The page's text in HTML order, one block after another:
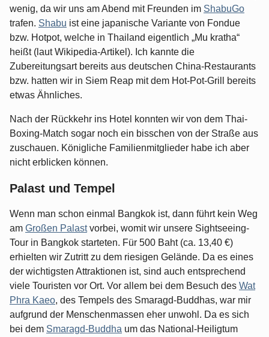
wenig, da wir uns am Abend mit Freunden im ShabuGo
trafen. Shabu ist eine japanische Variante von Fondue
bzw. Hotpot, welche in Thailand eigentlich „Mu kratha“
heißt (laut Wikipedia-Artikel). Ich kannte die
Zubereitungsart bereits aus deutschen China-Restaurants
bzw. hatten wir in Siem Reap mit dem Hot-Pot-Grill bereits
etwas Ähnliches.
Nach der Rückkehr ins Hotel konnten wir von dem Thai-
Boxing-Match sogar noch ein bisschen von der Straße aus
zuschauen. Königliche Familienmitglieder habe ich aber
nicht erblicken können.
Palast und Tempel
Wenn man schon einmal Bangkok ist, dann führt kein Weg
am Großen Palastvorbei, womit wir unsere Sightseeing-
Tour in Bangkok starteten. Für 500 Baht (ca. 13,40 €)
erhielten wir Zutritt zu dem riesigen Gelände. Da es eines
der wichtigsten Attraktionen ist, sind auch entsprechend
viele Touristen vor Ort. Vor allem bei dem Besuch des Wat
Phra Kaeo, des Tempels des Smaragd-Buddhas, war mir
aufgrund der Menschenmassen eher unwohl. Da es sich
bei dem Smaragd-Buddha um das National-Heiligtum